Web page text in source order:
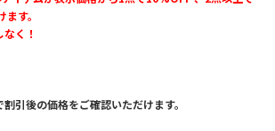
す。
く！
引後の価格をご確認いただけます。